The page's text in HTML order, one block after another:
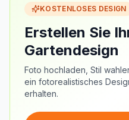
KOSTENLOSES DESIGN
Erstellen Sie
Gartendesign
Foto hochladen, Stil
ein fotorealistisches
erhalten.